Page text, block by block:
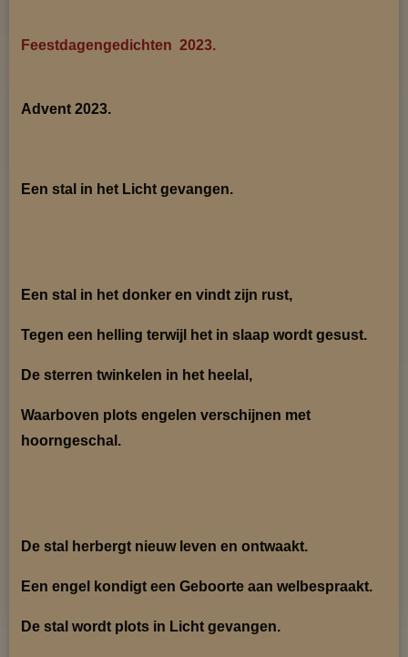
Feestdagengedichten 2023.
Advent 2023.
Een stal in het Licht gevangen.
Een stal in het donker en vindt zijn rust,
Tegen een helling terwijl het in slaap wordt gesust.
De sterren twinkelen in het heelal,
Waarboven plots engelen verschijnen met
hoorngeschal.
De stal herbergt nieuw leven en ontwaakt.
Een engel kondigt een Geboorte aan welbespraakt.
De stal wordt plots in Licht gevangen.